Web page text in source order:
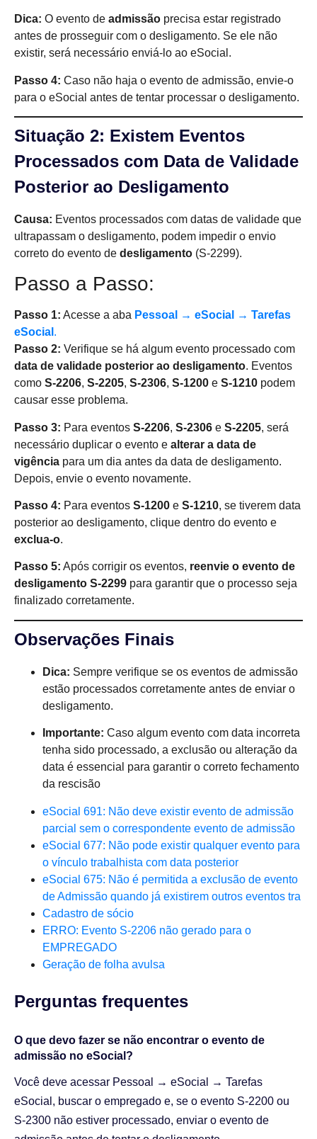
Dica: O evento de admissão precisa estar registrado
antes de prosseguir com o desligamento. Se ele não
existir, será necessário enviá-lo ao eSocial.
Passo 4: Caso não haja o evento de admissão, envie-o
para o eSocial antes de tentar processar o desligamento.
Situação 2: Existem Eventos
Processados com Data de Validade
Posterior ao Desligamento
Causa: Eventos processados com datas de validade que
ultrapassam o desligamento, podem impedir o envio
correto do evento de desligamento (S-2299).
Passo a Passo:
Passo 1: Acesse a aba Pessoal → eSocial → Tarefas
eSocial .
Passo 2: Verifique se há algum evento processado com
data de validade posterior ao desligamento. Eventos
como S-2206, S-2205, S-2306, S-1200 e S-1210 podem
causar esse problema.
Passo 3: Para eventos S-2206, S-2306 e S-2205, será
necessário duplicar o evento e alterar a data de
vigência para um dia antes da data de desligamento.
Depois, envie o evento novamente.
Passo 4: Para eventos S-1200 e S-1210, se tiverem data
posterior ao desligamento, clique dentro do evento e
exclua-o.
Passo 5: Após corrigir os eventos, reenvie o evento de
desligamento S-2299 para garantir que o processo seja
finalizado corretamente.
Observações Finais
Dica: Sempre verifique se os eventos de admissão
estão processados corretamente antes de enviar o
desligamento.
Importante: Caso algum evento com data incorreta
tenha sido processado, a exclusão ou alteração da
data é essencial para garantir o correto fechamento
da rescisão
eSocial 691: Não deve existir evento de admissão
parcial sem o correspondente evento de admissão
eSocial 677: Não pode existir qualquer evento para
o vínculo trabalhista com data posterior
eSocial 675: Não é permitida a exclusão de evento
de Admissão quando já existirem outros eventos tra
Cadastro de sócio
ERRO: Evento S-2206 não gerado para o
EMPREGADO
Geração de folha avulsa
Perguntas frequentes​
O que devo fazer se não encontrar o evento de
admissão no eSocial?
Você deve acessar Pessoal → eSocial → Tarefas
eSocial, buscar o empregado e, se o evento S-2200 ou
S-2300 não estiver processado, enviar o evento de